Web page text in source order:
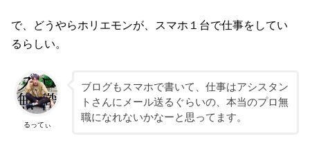
で、どうやらホリエモンが、スマホ１台で仕事をしてい
るらしい。
るってぃ
ブログもスマホで書いて、仕事はアシスタン
トさんにメール送るぐらいの、本当のプロ無
職になれないかなーと思ってます。